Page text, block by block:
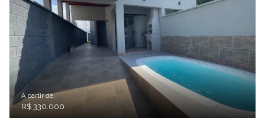
A partir de:
R$ 330.000